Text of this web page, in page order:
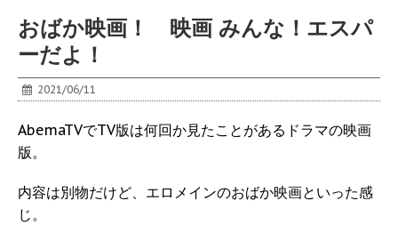
おばか映画！ 映画 みんな！エスパ
ーだよ！
2021/06/11
AbemaTVでTV版は何回か見たことがあるドラマの映画
版。
内容は別物だけど、エロメインのおばか映画といった感
じ。